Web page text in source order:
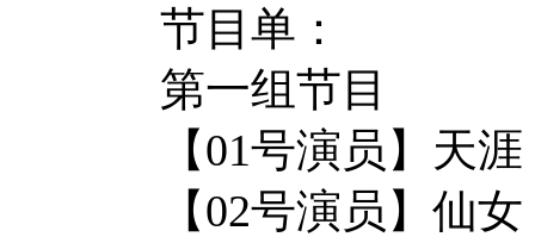
节目单：
第一组节目
【01号演员】天
【02号演员】仙